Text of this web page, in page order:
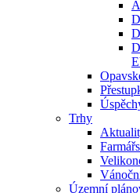
Trhy
Územní